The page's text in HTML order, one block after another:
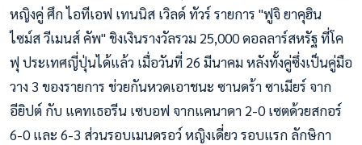
หญิงคู่ ศึก ไอทีเอฟ เทนนิส เวิลด์ ทัวร์ รายการ "ฟูจิ ยาคุฮิน
ไซม์ส วีเมนส์ คัพ" ชิงเงินรางวัลรวม 25,000 ดอลลาร์สหรัฐ ที่โค
ฟุ ประเทศญี่ปุ่นได้แล้ว เมื่อวันที่ 26 มีนาคม หลังทั้งคู่ซึ่งเป็นคู่มือ
วาง 3 ของรายการ ช่วยกันหวดเอาชนะ ซานดร้า ซาเมียร์ จาก
อียิปต์ กับ แคทเธอรีน เซบอฟ จากแคนาดา 2-0 เซตด้วยสกอร์
6-0 และ 6-3 ส่วนรอบเมนดรอว์ หญิงเดี่ยว รอบแรก ลักษิกา